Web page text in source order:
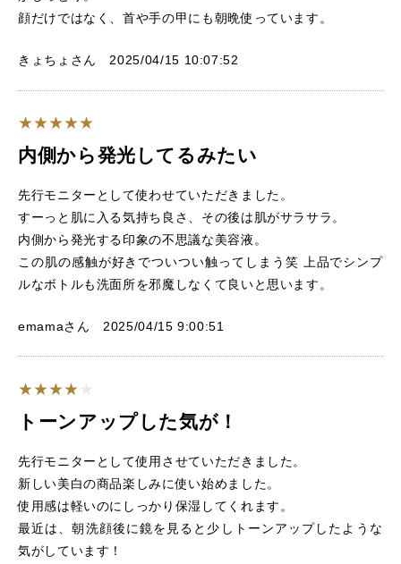
顔だけではなく、首や手の甲にも朝晩使っています。
きょちょさん 2025/04/15 10:07:52
内側から発光してるみたい
先行モニターとして使わせていただきました。
すーっと肌に入る気持ち良さ、その後は肌がサラサラ。
内側から発光する印象の不思議な美容液。
この肌の感触が好きでついつい触ってしまう笑 上品でシンプ
ルなボトルも洗面所を邪魔しなくて良いと思います。
emamaさん 2025/04/15 9:00:51
トーンアップした気が！
先行モニターとして使用させていただきました。
新しい美白の商品楽しみに使い始めました。
使用感は軽いのにしっかり保湿してくれます。
最近は、朝洗顔後に鏡を見ると少しトーンアップしたような
気がしています！